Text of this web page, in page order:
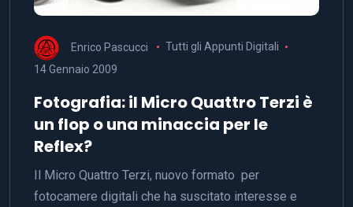
Enrico Pascucci
Tutti gli Appunti Digitali
14 Gennaio 2009
Fotografia: il Micro Quattro Terzi è
un flop o una minaccia per le
Reflex?
Il Micro Quattro Terzi, nuovo formato per
fotocamere digitali che ha suscitato interesse e